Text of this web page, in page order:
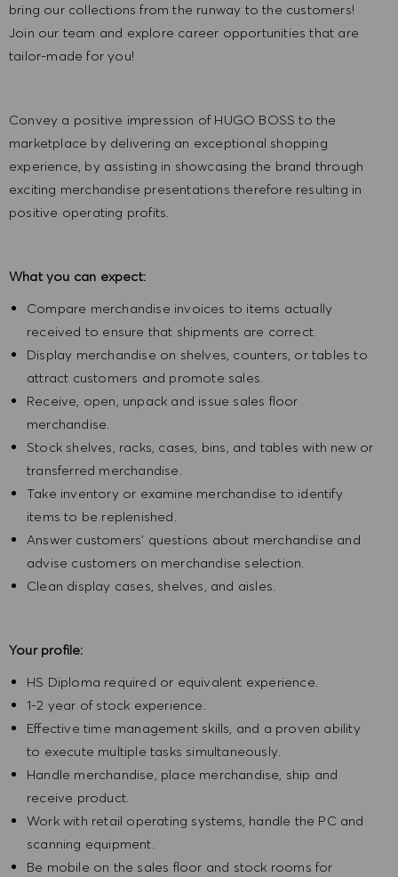
bring our collections from the runway to the customers!
Join our team and explore career opportunities that are
tailor-made for you!
Convey a positive impression of HUGO BOSS to the
marketplace by delivering an exceptional shopping
experience, by assisting in showcasing the brand through
exciting merchandise presentations therefore resulting in
positive operating profits.
What you can expect:
Compare merchandise invoices to items actually
received to ensure that shipments are correct.
Display merchandise on shelves, counters, or tables to
attract customers and promote sales.
Receive, open, unpack and issue sales floor
merchandise.
Stock shelves, racks, cases, bins, and tables with new or
transferred merchandise.
Take inventory or examine merchandise to identify
items to be replenished.
Answer customers' questions about merchandise and
advise customers on merchandise selection.
Clean display cases, shelves, and aisles.
Your profile:
HS Diploma required or equivalent experience.
1-2 year of stock experience.
Effective time management skills, and a proven ability
to execute multiple tasks simultaneously.
Handle merchandise, place merchandise, ship and
receive product.
Work with retail operating systems, handle the PC and
scanning equipment.
Be mobile on the sales floor and stock rooms for